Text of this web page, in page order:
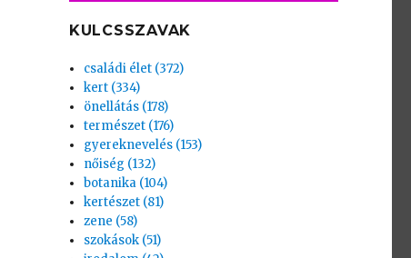
KULCSSZAVAK
családi élet (372)
kert (334)
önellátás (178)
természet (176)
gyereknevelés (153)
nőiség (132)
botanika (104)
kertészet (81)
zene (58)
szokások (51)